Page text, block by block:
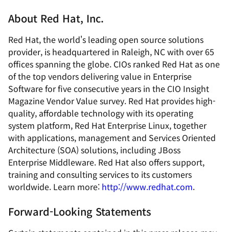
About Red Hat, Inc.
Red Hat, the world's leading open source solutions
provider, is headquartered in Raleigh, NC with over 65
offices spanning the globe. CIOs ranked Red Hat as one
of the top vendors delivering value in Enterprise
Software for five consecutive years in the CIO Insight
Magazine Vendor Value survey. Red Hat provides high-
quality, affordable technology with its operating
system platform, Red Hat Enterprise Linux, together
with applications, management and Services Oriented
Architecture (SOA) solutions, including JBoss
Enterprise Middleware. Red Hat also offers support,
training and consulting services to its customers
worldwide. Learn more: http://www.redhat.com.
Forward-Looking Statements